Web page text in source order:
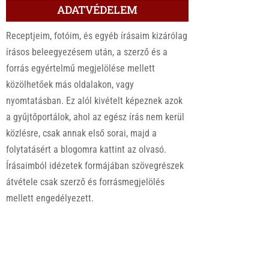
ADATVÉDELEM
Receptjeim, fotóim, és egyéb írásaim kizárólag
írásos beleegyezésem után, a szerző és a
forrás egyértelmű megjelölése mellett
közölhetőek más oldalakon, vagy
nyomtatásban. Ez alól kivételt képeznek azok
a gyűjtőportálok, ahol az egész írás nem kerül
közlésre, csak annak első sorai, majd a
folytatásért a blogomra kattint az olvasó.
Írásaimból idézetek formájában szövegrészek
átvétele csak szerző és forrásmegjelölés
mellett engedélyezett.